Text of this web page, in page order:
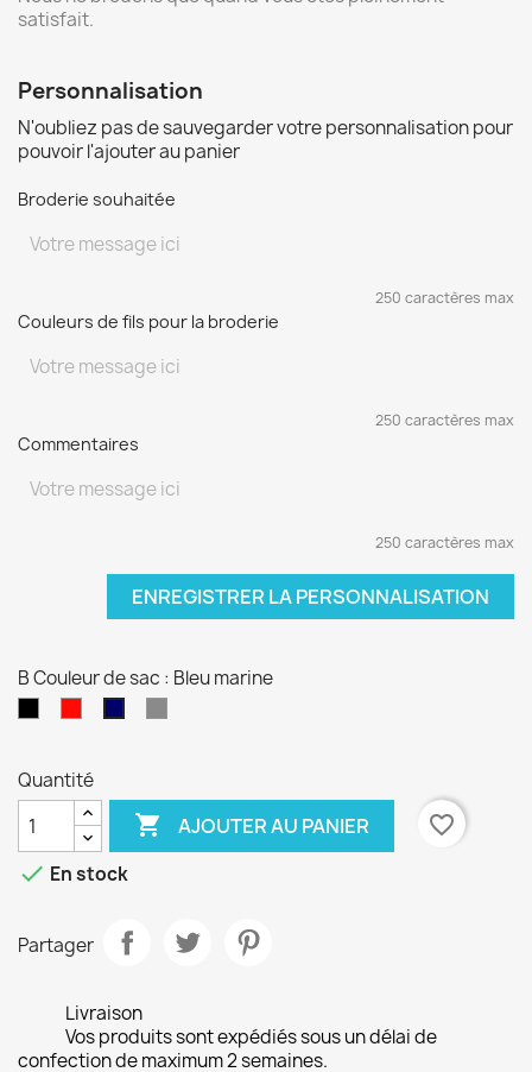
satisfait.
Personnalisation
N'oubliez pas de sauvegarder votre personnalisation pour
pouvoir l'ajouter au panier
Broderie souhaitée
250 caractères max
Couleurs de fils pour la broderie
250 caractères max
Commentaires
250 caractères max
ENREGISTRER LA PERSONNALISATION
B Couleur de sac : Bleu marine
Quantité
 AJOUTER AU PANIER
favorite_border
 En stock
Partager
Livraison
Vos produits sont expédiés sous un délai de
confection de maximum 2 semaines.